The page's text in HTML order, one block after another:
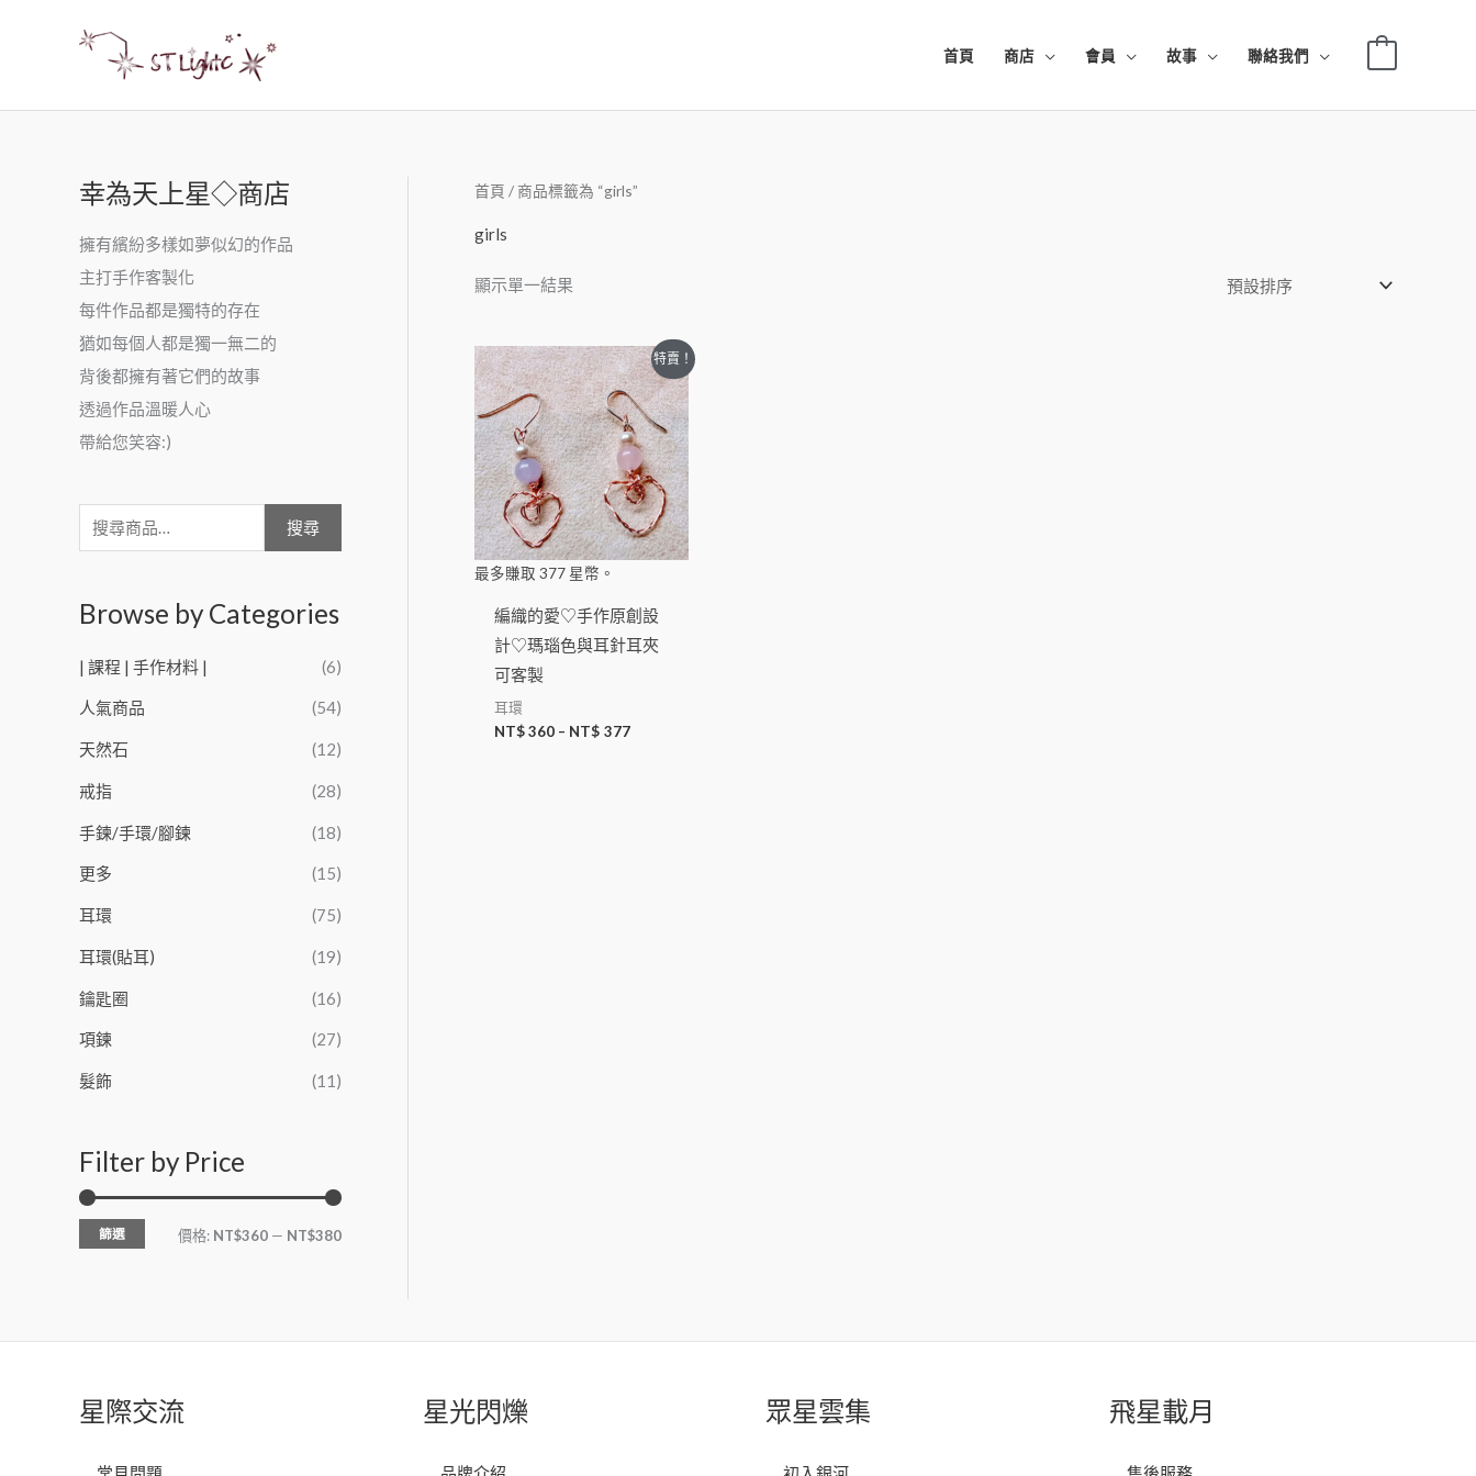
首頁 商店 會員 故事 聯絡我們
幸為天上星◇商店
擁有繽紛多樣如夢似幻的作品
主打手作客製化
每件作品都是獨特的存在
猶如每個人都是獨一無二的
背後都擁有著它們的故事
透過作品溫暖人心
帶給您笑容:)
搜尋
Browse by Categories
| 課程 | 手作材料 | (6)
人氣商品 (54)
天然石 (12)
戒指 (28)
手鍊/手環/腳鍊 (18)
更多 (15)
耳環 (75)
耳環(貼耳) (19)
鑰匙圈 (16)
項鍊 (27)
髮飾 (11)
Filter by Price
篩選 價格: NT$360 — NT$380
首頁 / 商品標籤為 “girls”
girls
顯示單一結果
特賣！
最多賺取 377 星幣。
編織的愛♡手作原創設
計♡瑪瑙色與耳針耳夾
可客製
耳環
NT$ 360 – NT$ 377
星際交流 星光閃爍 眾星雲集 飛星載月